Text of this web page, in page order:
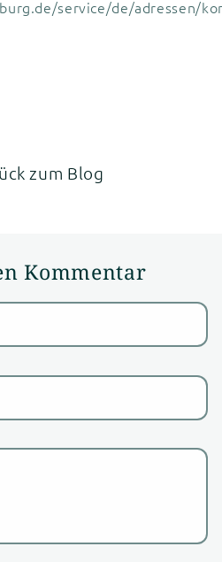
service/de/adressen/
zum Blog
Kommentar